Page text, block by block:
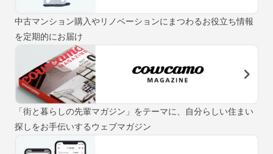
中古マンション購入やリノベーションにまつわるお役立ち情報
を定期的にお届け
「街と暮らしの先輩マガジン」をテーマに、自分らしい住まい
探しをお手伝いするウェブマガジン